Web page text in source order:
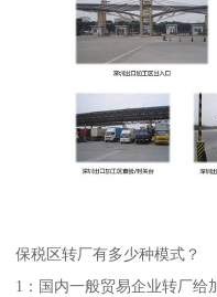
保税区转厂有多少种模式？
1：国内一般贸易企业转厂给